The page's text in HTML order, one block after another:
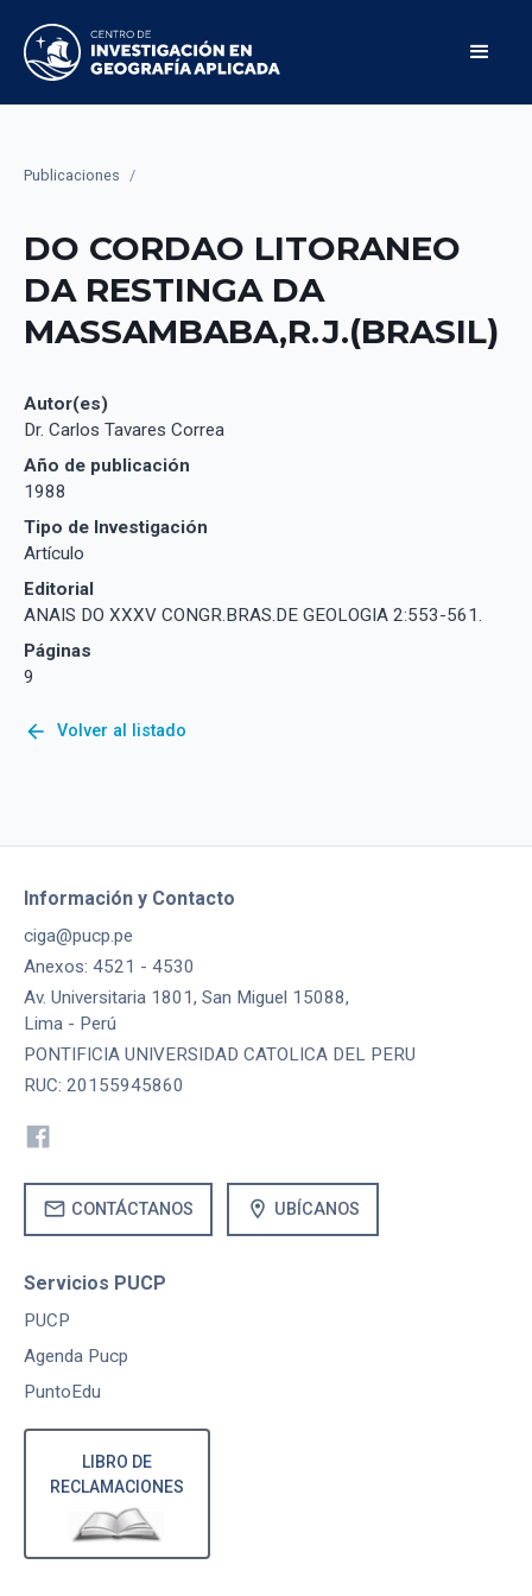
Publicaciones /
DO CORDAO LITORANEO
DA RESTINGA DA
MASSAMBABA,R.J.(BRASIL)
Autor(es)
Dr. Carlos Tavares Correa
Año de publicación
1988
Tipo de Investigación
Artículo
Editorial
ANAIS DO XXXV CONGR.BRAS.DE GEOLOGIA 2:553-561.
Páginas
9
arrow_back Volver al listado
Información y Contacto
ciga@pucp.pe
Anexos: 4521 - 4530
Av. Universitaria 1801, San Miguel 15088,
Lima - Perú
PONTIFICIA UNIVERSIDAD CATOLICA DEL PERU
RUC: 20155945860
mail CONTÁCTANOS location_on UBÍCANOS
Servicios PUCP
PUCP
Agenda Pucp
PuntoEdu
LIBRO DE
RECLAMACIONES